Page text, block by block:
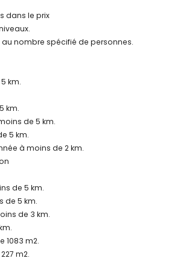
très adapté pour les familles avec
inclus dans le prix de location de la
de toilette
et service d'urgence 24h/24
et climatisation
avec supplément
couffins pour enfants (sur demande)
de loisirs pour vos vacances à
bar, promenade (Paseo Marítimo et
de 5 kilomètres de la maison)
à Jávea, Costa Blanca
de Jávea), église (San Bartolomé, Jávea),
dans le prix
nombre spécifié de personnes.
km.
km.
de 5 km.
5 km.
à moins de 2 km.
de 5 km.
de 5 km.
de 3 km.
1083 m2.
m2.